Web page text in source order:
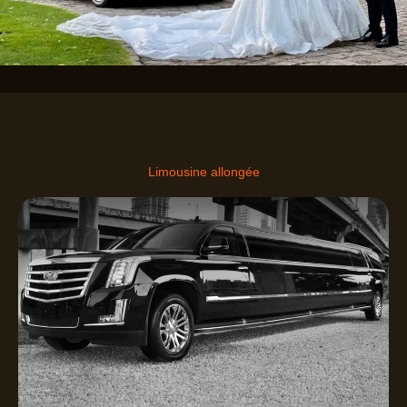
Limousine allongée